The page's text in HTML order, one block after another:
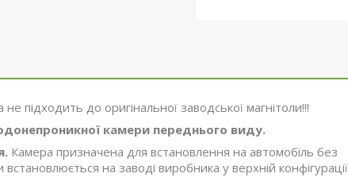
підходить до оригінальної заводської магнітоли!!!
камери переднього виду.
Камера призначена для встановлення на автомобіль без
на заводі виробника у верхній